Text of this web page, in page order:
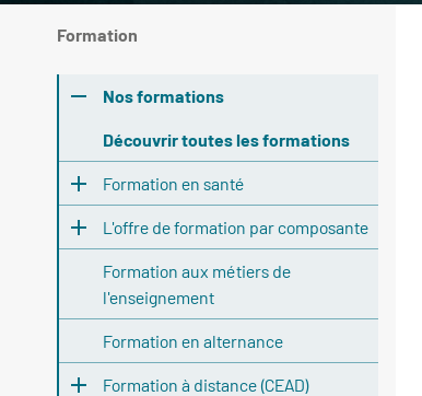
Formation
Nos formations
Découvrir toutes les formations
Formation en santé
L'offre de formation par composante
Formation aux métiers de
l'enseignement
Formation en alternance
Formation à distance (CEAD)